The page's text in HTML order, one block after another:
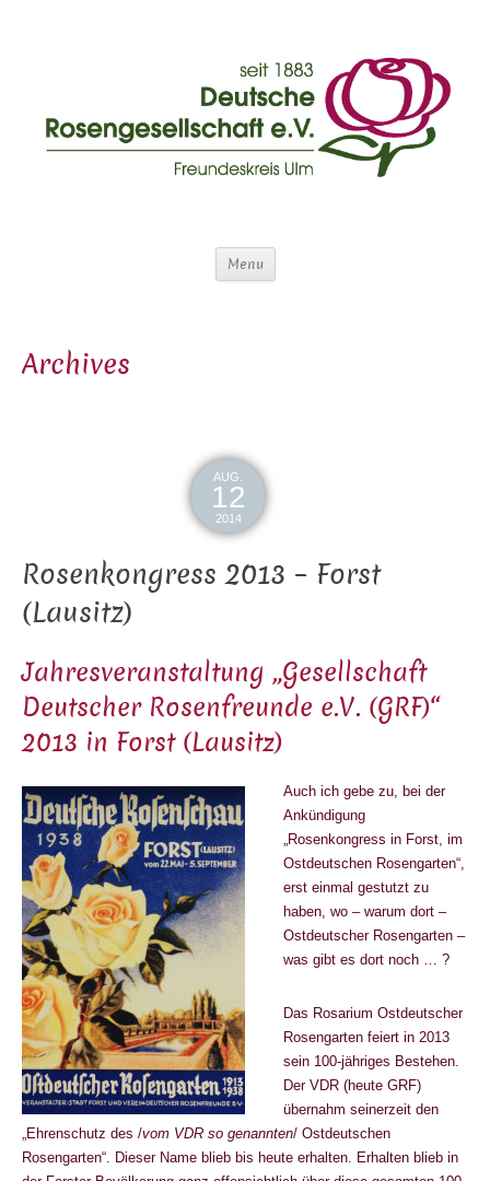
Menu
Archives
AUG.
12
2014
Rosenkongress 2013 – Forst
(Lausitz)
Jahresveranstaltung „Gesellschaft
Deutscher Rosenfreunde e.V. (GRF)“
2013 in Forst (Lausitz)
Auch ich gebe zu, bei der
Ankündigung
„Rosenkongress in Forst, im
Ostdeutschen Rosengarten“,
erst einmal gestutzt zu
haben, wo – warum dort –
Ostdeutscher Rosengarten –
was gibt es dort noch … ?
Das Rosarium Ostdeutscher
Rosengarten feiert in 2013
sein 100-jähriges Bestehen.
Der VDR (heute GRF)
übernahm seinerzeit den
„Ehrenschutz des /vom VDR so genannten/ Ostdeutschen
Rosengarten“. Dieser Name blieb bis heute erhalten. Erhalten blieb in